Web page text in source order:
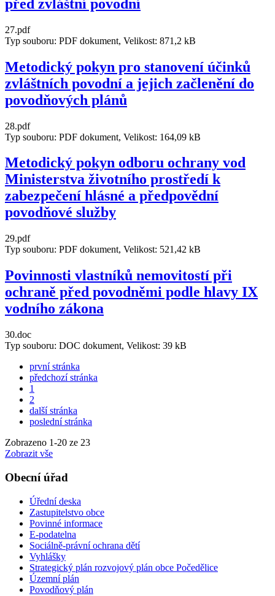
před zvláštní povodní
27.pdf
Typ souboru: PDF dokument, Velikost: 871,2 kB
Metodický pokyn pro stanovení účinků
zvláštních povodní a jejich začlenění do
povodňových plánů
28.pdf
Typ souboru: PDF dokument, Velikost: 164,09 kB
Metodický pokyn odboru ochrany vod
Ministerstva životního prostředí k
zabezpečení hlásné a předpovědní
povodňové služby
29.pdf
Typ souboru: PDF dokument, Velikost: 521,42 kB
Povinnosti vlastníků nemovitostí při
ochraně před povodněmi podle hlavy IX
vodního zákona
30.doc
Typ souboru: DOC dokument, Velikost: 39 kB
první stránka
předchozí stránka
1
2
další stránka
poslední stránka
Zobrazeno 1-20 ze 23
Zobrazit vše
Obecní úřad
Úřední deska
Zastupitelstvo obce
Povinné informace
E-podatelna
Sociálně-právní ochrana dětí
Vyhlášky
Strategický plán rozvojový plán obce Počedělice
Územní plán
Povodňový plán